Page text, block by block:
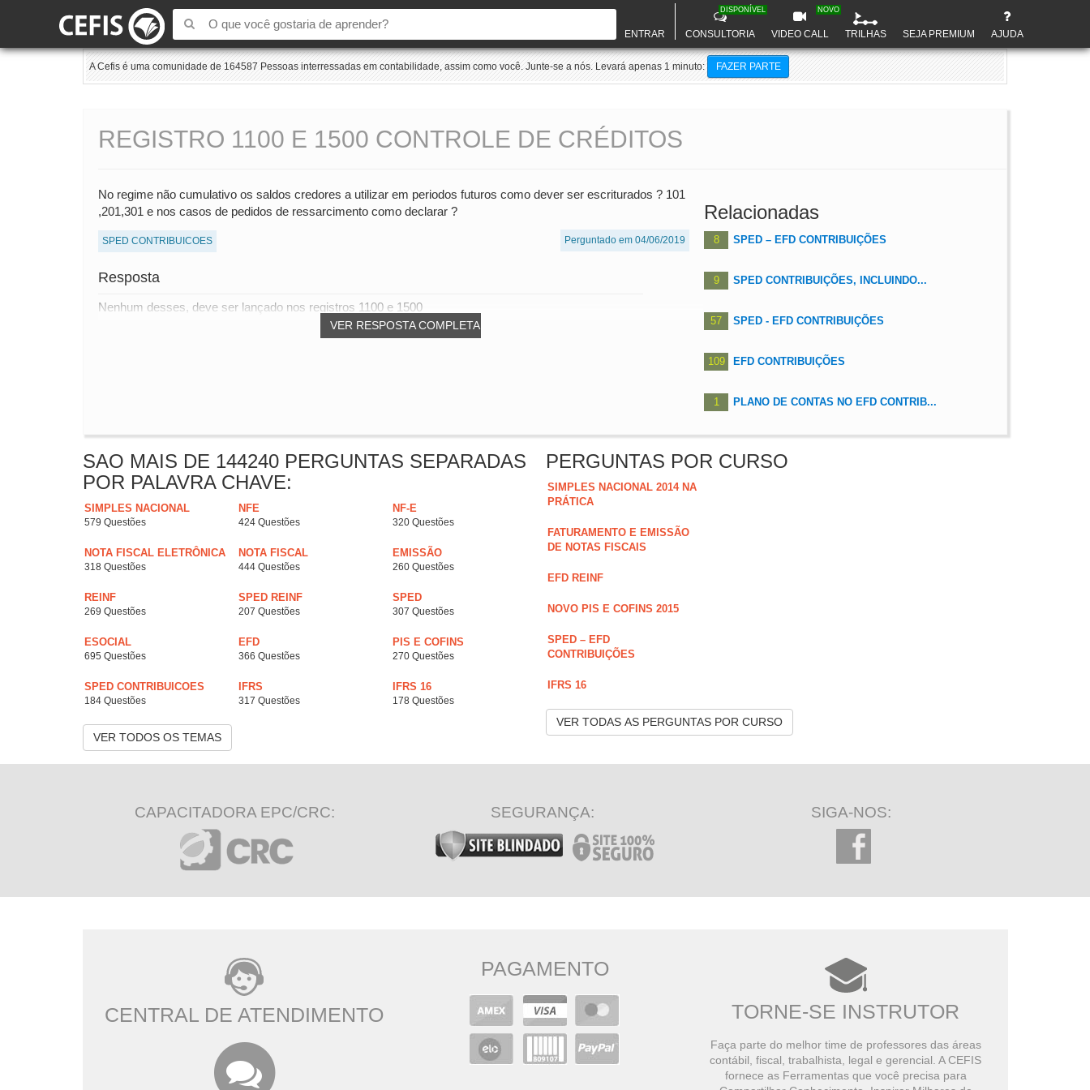
ENTRAR CONSULTORIA
DISPONÍVEL
VIDEO CALL
NOVO
TRILHAS SEJA PREMIUM AJUDA
A Cefis é uma comunidade de 164587 Pessoas interressadas em contabilidade, assim como você. Junte-se a nós. Levará apenas 1 minuto: FAZER PARTE
REGISTRO 1100 E 1500 CONTROLE DE CRÉDITOS
No regime não cumulativo os saldos credores a utilizar em periodos futuros como dever ser escriturados ? 101
,201,301 e nos casos de pedidos de ressarcimento como declarar ?
SPED CONTRIBUICOES Perguntado em 04/06/2019
Resposta
VER RESPOSTA COMPLETA
Nenhum desses, deve ser lançado nos registros 1100 e 1500
Relacionadas
8 SPED – EFD CONTRIBUIÇÕES
9 SPED CONTRIBUIÇÕES, INCLUINDO...
57 SPED - EFD CONTRIBUIÇÕES
109 EFD CONTRIBUIÇÕES
1 PLANO DE CONTAS NO EFD CONTRIB...
SAO MAIS DE 144240 PERGUNTAS SEPARADAS
POR PALAVRA CHAVE:
SIMPLES NACIONAL
579 Questões
NFE
424 Questões
NF-E
320 Questões
NOTA FISCAL ELETRÔNICA
318 Questões
NOTA FISCAL
444 Questões
EMISSÃO
260 Questões
REINF
269 Questões
SPED REINF
207 Questões
SPED
307 Questões
ESOCIAL
695 Questões
EFD
366 Questões
PIS E COFINS
270 Questões
SPED CONTRIBUICOES
184 Questões
IFRS
317 Questões
IFRS 16
178 Questões
VER TODOS OS TEMAS
PERGUNTAS POR CURSO
SIMPLES NACIONAL 2014 NA
PRÁTICA
FATURAMENTO E EMISSÃO
DE NOTAS FISCAIS
EFD REINF
NOVO PIS E COFINS 2015
SPED – EFD
CONTRIBUIÇÕES
IFRS 16
VER TODAS AS PERGUNTAS POR CURSO
CAPACITADORA EPC/CRC: SEGURANÇA: SIGA-NOS:
CENTRAL DE ATENDIMENTO
PAGAMENTO
TORNE-SE INSTRUTOR
Faça parte do melhor time de professores das áreas
contábil, fiscal, trabalhista, legal e gerencial. A CEFIS
fornece as Ferramentas que você precisa para